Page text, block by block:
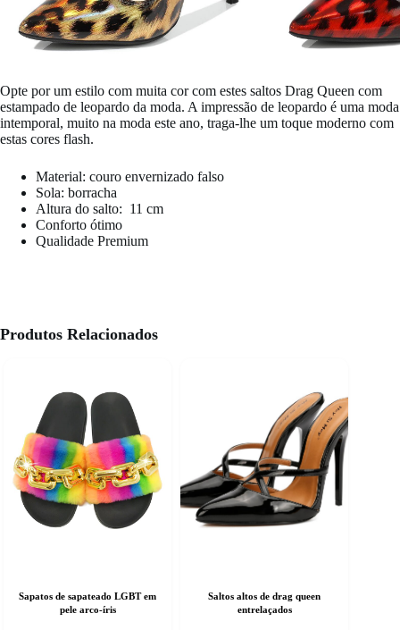
Opte por um estilo com muita cor com estes saltos Drag Queen com
estampado de leopardo da moda. A impressão de leopardo é uma moda
intemporal, muito na moda este ano, traga-lhe um toque moderno com
estas cores flash.
Material: couro envernizado falso
Sola: borracha
Altura do salto: 11 cm
Conforto ótimo
Qualidade Premium
Produtos Relacionados
Sapatos de sapateado LGBT em
pele arco-íris
Saltos altos de drag queen
entrelaçados